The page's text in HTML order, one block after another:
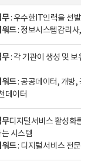
무: 우수한IT인력을 선발
드: 정보시스템감리사,
무: 각 기관이 생성 및 보
드: 공공데이터, 개방,
데이터
무디지털서비스 활성화를
시스템
드: 디지털서비스 전문